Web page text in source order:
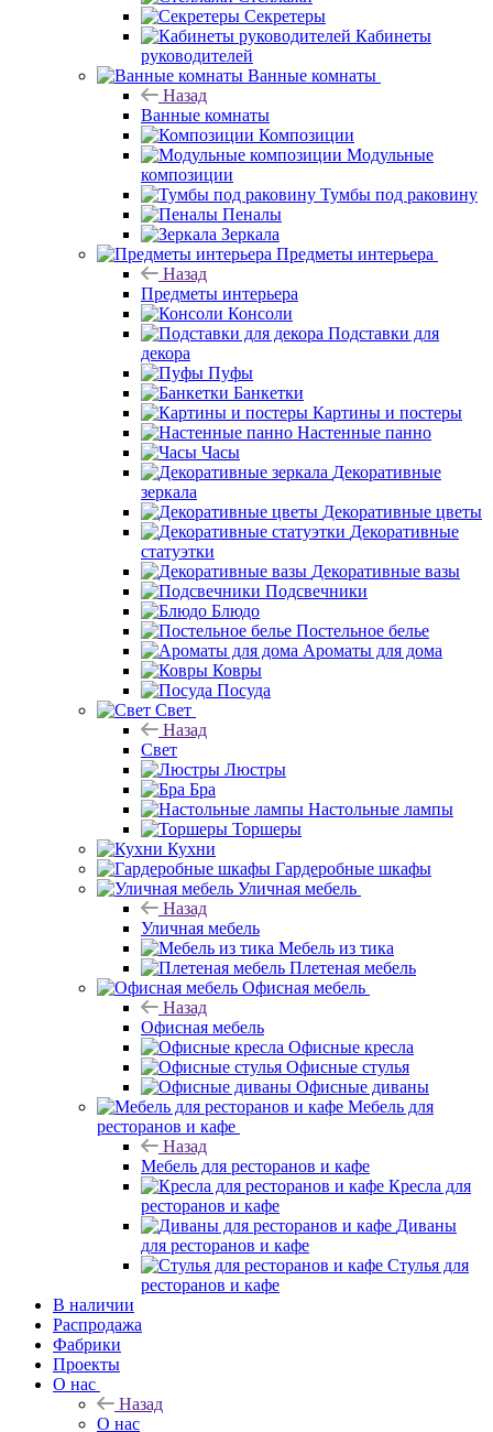
Секретеры
Кабинеты
руководителей
Ванные комнаты
Назад
Ванные комнаты
Композиции
Модульные
композиции
Тумбы под раковину
Пеналы
Зеркала
Предметы интерьера
Назад
Предметы интерьера
Консоли
Подставки для
декора
Пуфы
Банкетки
Картины и постеры
Настенные панно
Часы
Декоративные
зеркала
Декоративные цветы
Декоративные
статуэтки
Декоративные вазы
Подсвечники
Блюдо
Постельное белье
Ароматы для дома
Ковры
Посуда
Свет
Назад
Свет
Люстры
Бра
Настольные лампы
Торшеры
Кухни
Гардеробные шкафы
Уличная мебель
Назад
Уличная мебель
Мебель из тика
Плетеная мебель
Офисная мебель
Назад
Офисная мебель
Офисные кресла
Офисные стулья
Офисные диваны
Мебель для
ресторанов и кафе
Назад
Мебель для ресторанов и кафе
Кресла для
ресторанов и кафе
Диваны
для ресторанов и кафе
Стулья для
ресторанов и кафе
В наличии
Распродажа
Фабрики
Проекты
О нас
Назад
О нас